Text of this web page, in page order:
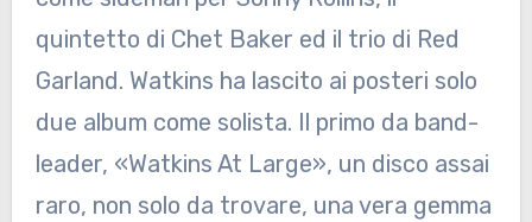
quintetto di Chet Baker ed il trio di Red
Garland. Watkins ha lascito ai posteri solo
due album come solista. Il primo da band-
leader, «Watkins At Large», un disco assai
raro, non solo da trovare, una vera gemma